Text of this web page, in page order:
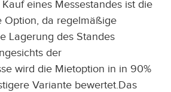
eines Messestandes ist die
Option, da regelmäßige
Lagerung des Standes
der
wird die Mietoption in in 90%
Variante bewertet.Das